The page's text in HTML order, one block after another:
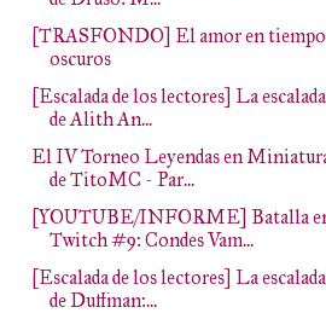
[TRASFONDO] El amor en
oscuros
[Escalada de los lectores] La escalada
de Alith An...
El IV Torneo Leyendas en
de TitoMC - Par...
[YOUTUBE/INFORME] Batalla
Twitch #9: Condes Vam...
[Escalada de los lectores] La escalada
de Duffman:...